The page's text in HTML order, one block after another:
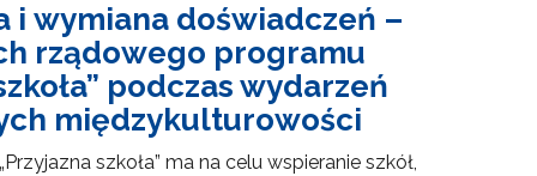
i wymiana doświadczeń –
rządowego programu
podczas wydarzeń
międzykulturowości
szkoła” ma na celu wspieranie szkół,